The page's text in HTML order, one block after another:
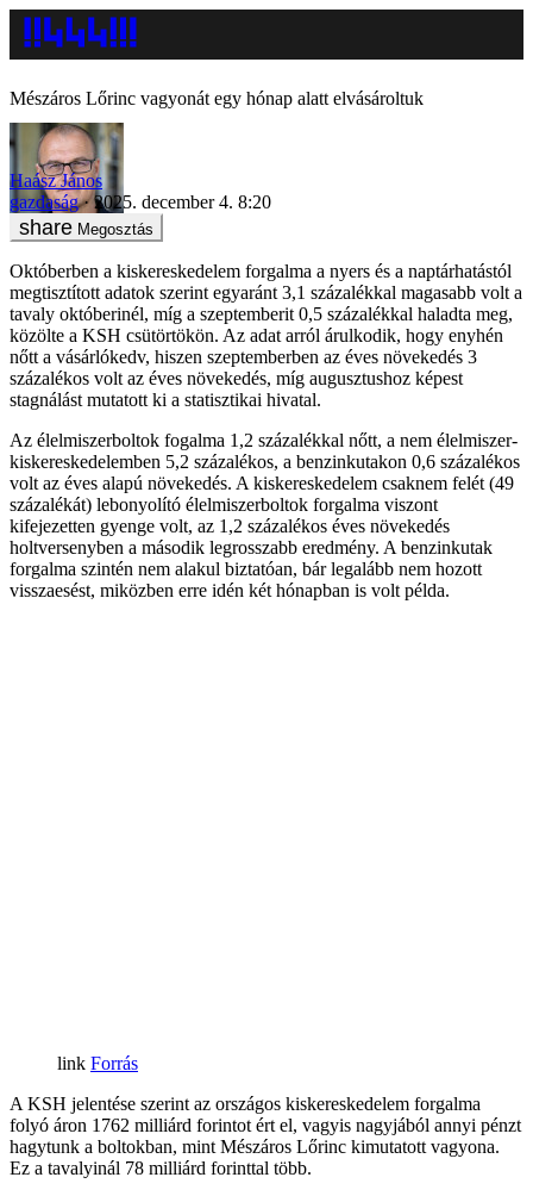
Mészáros Lőrinc vagyonát egy hónap alatt elvásároltuk
Haász János
gazdaság
2025. december 4. 8:20
Megosztás
Októberben a kiskereskedelem forgalma a nyers és a naptárhatástól
megtisztított adatok szerint egyaránt 3,1 százalékkal magasabb volt a
tavaly októberinél, míg a szeptemberit 0,5 százalékkal haladta meg,
közölte a KSH csütörtökön. Az adat arról árulkodik, hogy enyhén
nőtt a vásárlókedv, hiszen szeptemberben az éves növekedés 3
százalékos volt az éves növekedés, míg augusztushoz képest
stagnálást mutatott ki a statisztikai hivatal.
Az élelmiszerboltok fogalma 1,2 százalékkal nőtt, a nem élelmiszer-
kiskereskedelemben 5,2 százalékos, a benzinkutakon 0,6 százalékos
volt az éves alapú növekedés. A kiskereskedelem csaknem felét (49
százalékát) lebonyolító élelmiszerboltok forgalma viszont
kifejezetten gyenge volt, az 1,2 százalékos éves növekedés
holtversenyben a második legrosszabb eredmény. A benzinkutak
forgalma szintén nem alakul biztatóan, bár legalább nem hozott
visszaesést, miközben erre idén két hónapban is volt példa.
Forrás
A KSH jelentése szerint az országos kiskereskedelem forgalma
folyó áron 1762 milliárd forintot ért el, vagyis nagyjából annyi pénzt
hagytunk a boltokban, mint Mészáros Lőrinc kimutatott vagyona.
Ez a tavalyinál 78 milliárd forinttal több.